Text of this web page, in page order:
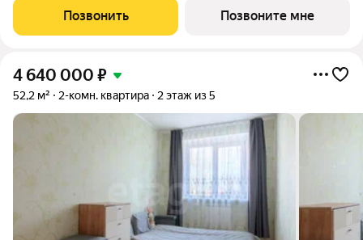
подключен газовый котел, есть радиаторы отопления,
проведена электропроводка (розетки,
Позвонить Позвоните мне
4 640 000 ₽
52,2 м² 2-комн. квартира 2 этаж из 5